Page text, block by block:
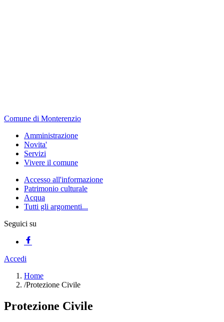
Comune di Monterenzio
Amministrazione
Novita'
Servizi
Vivere il comune
Accesso all'informazione
Patrimonio culturale
Acqua
Tutti gli argomenti...
Seguici su
Accedi
Home
/Protezione Civile
Protezione Civile